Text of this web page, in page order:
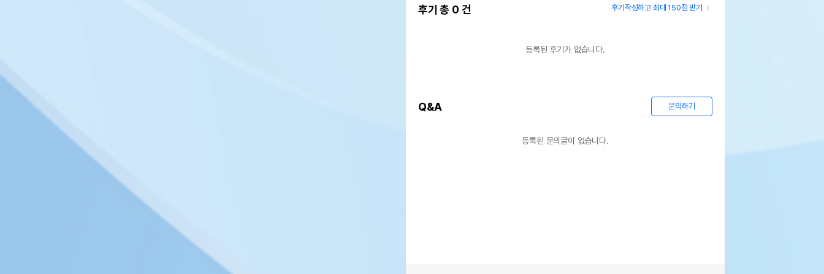
후기 총 0 건 후기작성하고 최대 150점 받기
등록된 후기가 없습니다.
Q&A 문의하기
등록된 문의글이 없습니다.